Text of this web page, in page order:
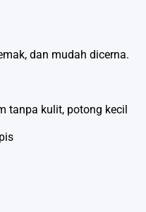
dan mudah dicerna.
tanpa kulit, potong kecil